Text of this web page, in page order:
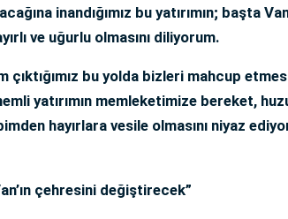
inandığımız bu yatırımın; başta
ve uğurlu olmasını diliyorum.
çıktığımız bu yolda bizleri mahcup
yatırımın memleketimize bereket,
hayırlara vesile olmasını niyaz
çehresini değiştirecek”